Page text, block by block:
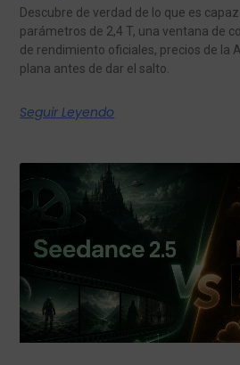
Descubre de verdad de lo que es
parámetros de 2,4 T, una ventana de
de rendimiento oficiales, precios de la
plana antes de dar el salto.
Seguir Leyendo